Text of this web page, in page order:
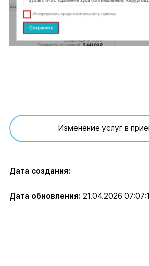
Изменение услуг в
Дата создания:
Дата обновления: 21.04.2026